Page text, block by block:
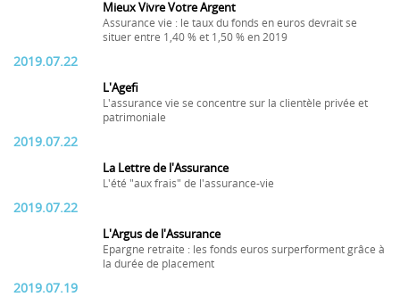
Mieux Vivre Votre Argent
Assurance vie : le taux du fonds en euros devrait se
situer entre 1,40 % et 1,50 % en 2019
2019.07.22
L'Agefi
L'assurance vie se concentre sur la clientèle privée et
patrimoniale
2019.07.22
La Lettre de l'Assurance
L'été "aux frais" de l'assurance-vie
2019.07.22
L'Argus de l'Assurance
Epargne retraite : les fonds euros surperforment grâce à
la durée de placement
2019.07.19